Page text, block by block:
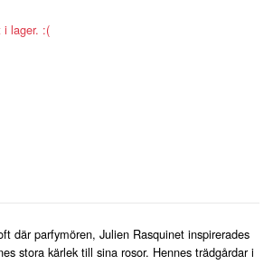
i lager. :(
där parfymören, Julien Rasquinet inspirerades
stora kärlek till sina rosor. Hennes trädgårdar i